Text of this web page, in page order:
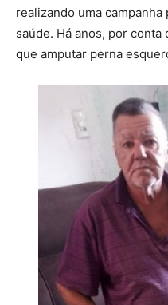
realizando uma
saúde. Há anos, por conta
que amputar perna